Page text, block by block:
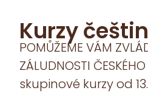
Kurzy
POMŮŽEME VÁM
ZÁLUDNOSTI
skupinové kurzy od